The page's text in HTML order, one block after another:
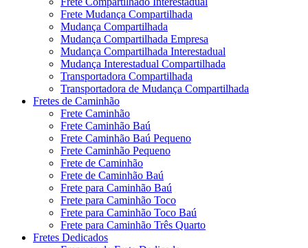
Frete Mudança Compartilhada
Mudança Compartilhada
Mudança Compartilhada Empresa
Mudança Compartilhada Interestadual
Mudança Interestadual Compartilhada
Transportadora Compartilhada
Transportadora de Mudança Compartilhada
Fretes de Caminhão
Frete Caminhão
Frete Caminhão Baú
Frete Caminhão Baú Pequeno
Frete Caminhão Pequeno
Frete de Caminhão
Frete de Caminhão Baú
Frete para Caminhão Baú
Frete para Caminhão Toco
Frete para Caminhão Toco Baú
Frete para Caminhão Três Quarto
Fretes Dedicados